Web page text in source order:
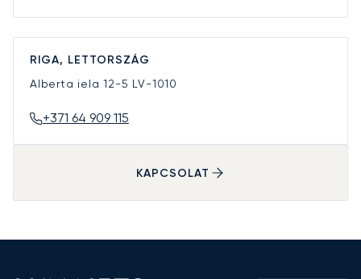
RIGA, LETTORSZÁG
Alberta iela 12-5 LV-1010
+371 64 909 115
KAPCSOLAT